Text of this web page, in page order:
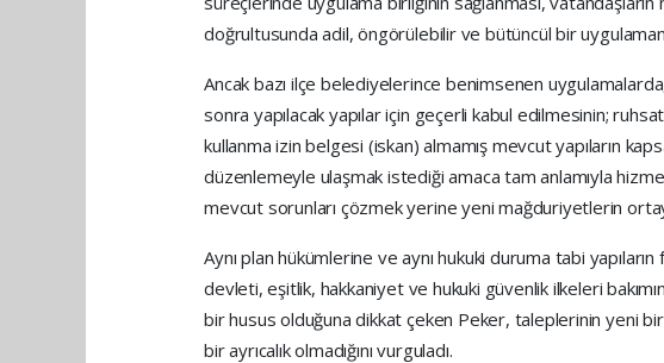
doğrultusunda adil, öngörülebilir ve bütüncül bir
Ancak bazı ilçe belediyelerince benimsenen
sonra yapılacak yapılar için geçerli kabul edilmesinin;
kullanma izin belgesi (iskan) almamış mevcut yapıların
düzenlemeyle ulaşmak istediği amaca tam anlamıyla
mevcut sorunları çözmek yerine yeni mağduriyetlerin
Aynı plan hükümlerine ve aynı hukuki duruma tabi
devleti, eşitlik, hakkaniyet ve hukuki güvenlik ilkeleri
bir husus olduğuna dikkat çeken Peker, taleplerinin yeni
bir ayrıcalık olmadığını vurguladı.